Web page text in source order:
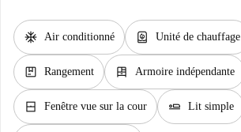
ac_unit Air conditionné water_heater Unité de chauffage
package Rangement dresser Armoire indépendante
window_closed Fenêtre vue sur la cour airline_seat_flat Lit simple